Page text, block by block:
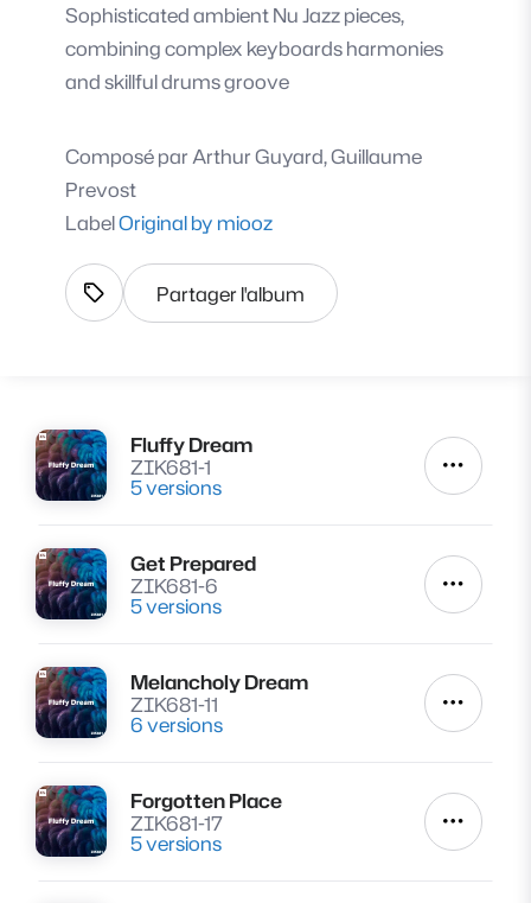
Sophisticated ambient Nu Jazz pieces,
combining complex keyboards harmonies
and skillful drums groove
Composé parArthur Guyard, Guillaume
Prevost
LabelOriginal by miooz
Afficher les tags
Partager l'album
Lire
Fluffy Dream
ZIK681-1
5 versions Autres
Lire
Get Prepared
ZIK681-6
5 versions Autres
Lire
Melancholy Dream
ZIK681-11
6 versions Autres
Lire
Forgotten Place
ZIK681-17
5 versions Autres